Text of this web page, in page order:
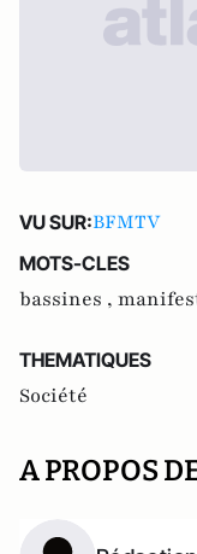
VU SUR:BFMTV
MOTS-CLES
bassines ,
THEMATIQUES
Société
A PROPOS